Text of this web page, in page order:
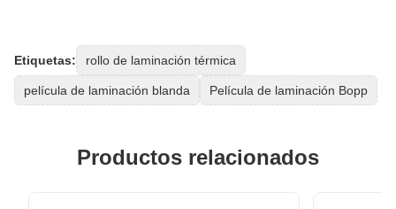
Etiquetas: rollo de laminación térmica
película de laminación blanda Película de laminación Bopp
Productos relacionados